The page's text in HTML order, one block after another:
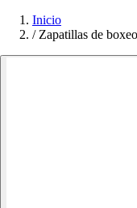
Inicio
/ Zapatillas de